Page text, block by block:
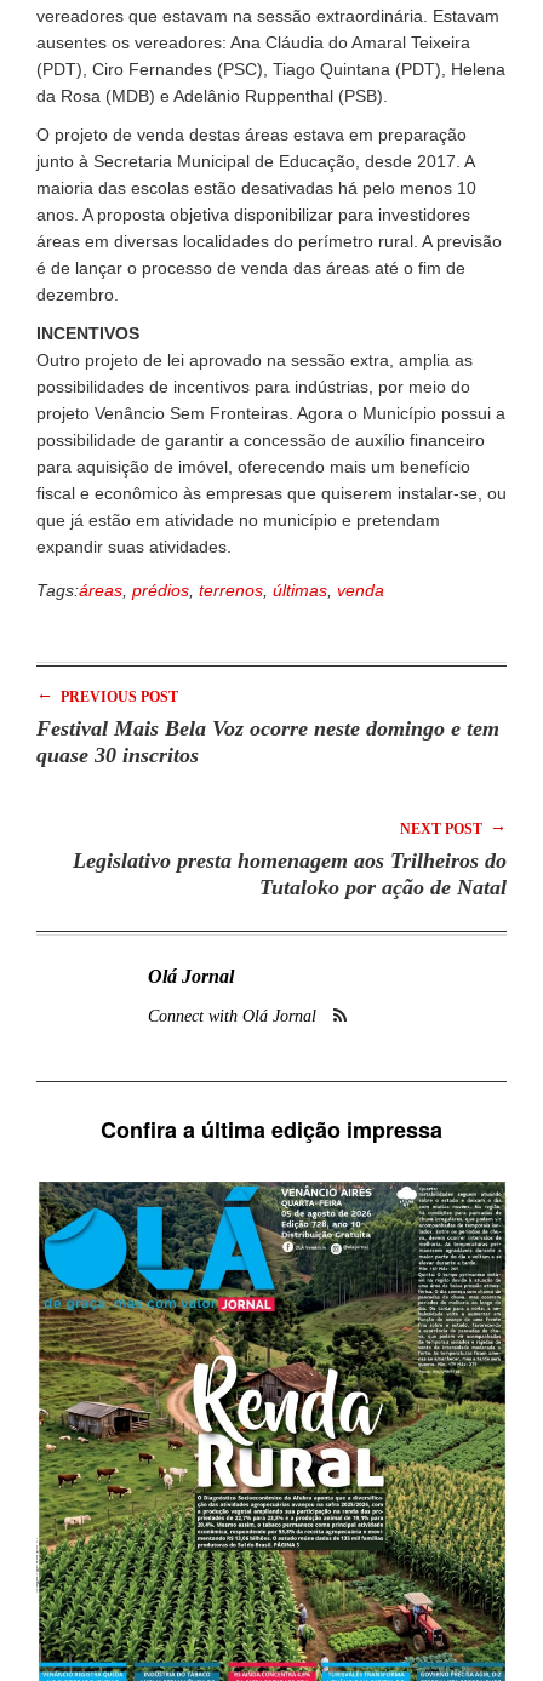
vereadores que estavam na sessão extraordinária. Estavam
ausentes os vereadores: Ana Cláudia do Amaral Teixeira
(PDT), Ciro Fernandes (PSC), Tiago Quintana (PDT), Helena
da Rosa (MDB) e Adelânio Ruppenthal (PSB).
O projeto de venda destas áreas estava em preparação
junto à Secretaria Municipal de Educação, desde 2017. A
maioria das escolas estão desativadas há pelo menos 10
anos. A proposta objetiva disponibilizar para investidores
áreas em diversas localidades do perímetro rural. A previsão
é de lançar o processo de venda das áreas até o fim de
dezembro.
INCENTIVOS
Outro projeto de lei aprovado na sessão extra, amplia as
possibilidades de incentivos para indústrias, por meio do
projeto Venâncio Sem Fronteiras. Agora o Município possui a
possibilidade de garantir a concessão de auxílio financeiro
para aquisição de imóvel, oferecendo mais um benefício
fiscal e econômico às empresas que quiserem instalar-se, ou
que já estão em atividade no município e pretendam
expandir suas atividades.
Tags:áreas prédios terrenos últimas venda
← PREVIOUS POST
Festival Mais Bela Voz ocorre neste domingo e tem
quase 30 inscritos
NEXT POST →
Legislativo presta homenagem aos Trilheiros do
Tutaloko por ação de Natal
Olá Jornal
Connect with Olá Jornal
Confira a última edição impressa